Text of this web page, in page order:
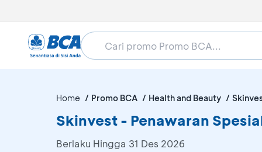
Home Promo BCA Health and Beauty
Skinvest - Penawaran
Berlaku Hingga 31 Des 2026